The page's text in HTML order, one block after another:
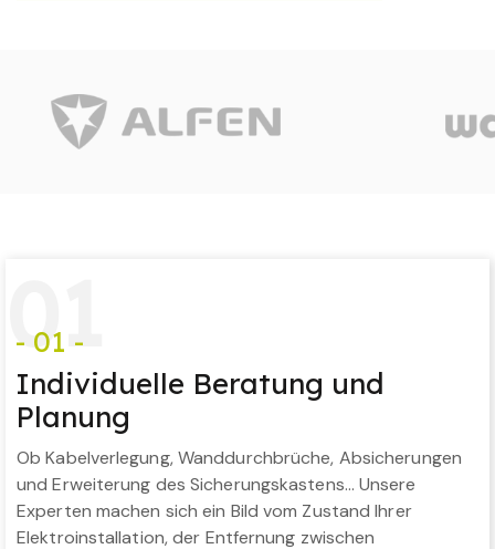
01
- 01 -
Individuelle Beratung und
Planung
Ob Kabelverlegung, Wanddurchbrüche, Absicherungen
und Erweiterung des Sicherungskastens… Unsere
Experten machen sich ein Bild vom Zustand Ihrer
Elektroinstallation, der Entfernung zwischen